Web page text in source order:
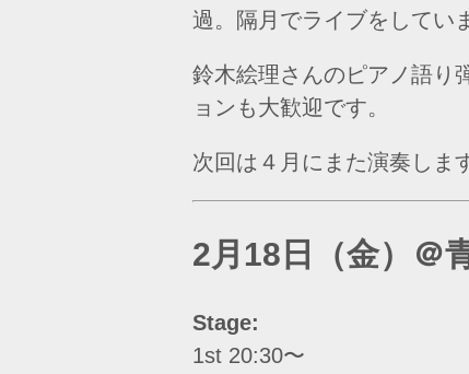
過。隔月でライブをしてい
鈴木絵理さんのピアノ語り
ョンも大歓迎です。
次回は４月にまた演奏しま
2月18日（金）＠
Stage:
1st 20:30〜